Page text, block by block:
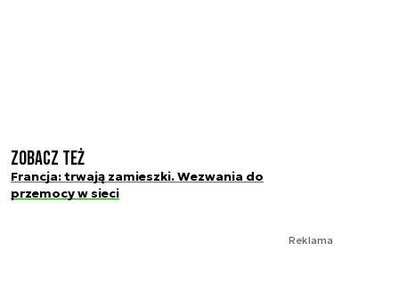
Zobacz też
Francja: trwają zamieszki. Wezwania do
przemocy w sieci
Reklama